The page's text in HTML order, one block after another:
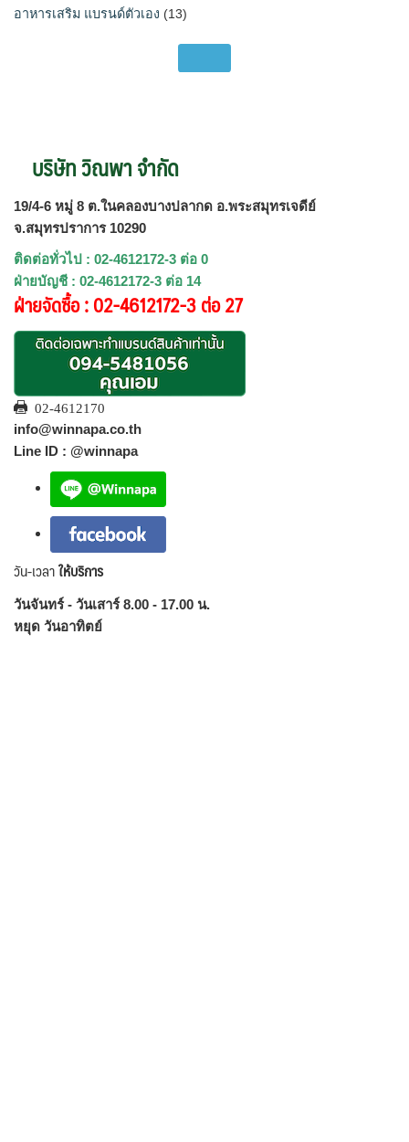
อาหารเสริม แบรนด์ตัวเอง (13)
บริษัท วิณพา จำกัด
19/4-6 หมู่ 8 ต.ในคลองบางปลากด อ.พระสมุทรเจดีย์
จ.สมุทรปราการ 10290
ติดต่อทั่วไป : 02-4612172-3 ต่อ 0
ฝ่ายบัญชี : 02-4612172-3 ต่อ 14
ฝ่ายจัดซื้อ : 02-4612172-3 ต่อ 27
02-4612170
info@winnapa.co.th
Line ID : @winnapa
วัน-เวลาให้บริการ
วันจันทร์ - วันเสาร์ 8.00 - 17.00 น.
หยุด วันอาทิตย์